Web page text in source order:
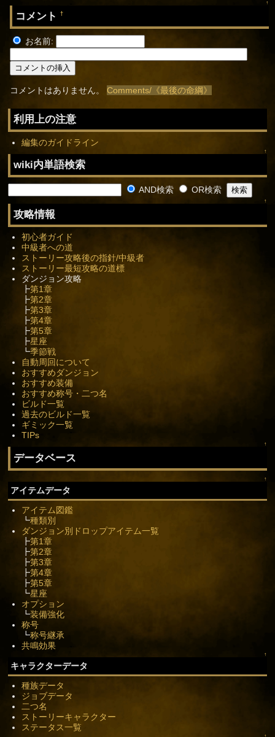
↑
コメント†
お名前:
コメントはありません。Comments/《最後の命綱》
利用上の注意
編集のガイドライン
↑
wiki内単語検索
AND検索 OR検索
↑
攻略情報
初心者ガイド
中級者への道
ストーリー攻略後の指針/中級者
ストーリー最短攻略の道標
ダンジョン攻略
┣第1章
┣第2章
┣第3章
┣第4章
┣第5章
┣星座
┗季節戦
自動周回について
おすすめダンジョン
おすすめ装備
おすすめ称号・二つ名
ビルド一覧
過去のビルド一覧
ギミック一覧
TIPs
↑
データベース
↑
アイテムデータ
アイテム図鑑
┗種類別
ダンジョン別ドロップアイテム一覧
┣第1章
┣第2章
┣第3章
┣第4章
┣第5章
┗星座
オプション
┗装備強化
称号
┗称号継承
共鳴効果
↑
キャラクターデータ
種族データ
ジョブデータ
二つ名
ストーリーキャラクター
ステータス一覧